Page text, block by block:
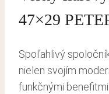
47×29
Spoľahlivý
nielen svojím
funkčnými benefitmi: